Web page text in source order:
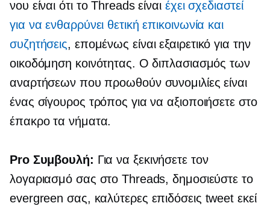
νου είναι ότι το Threads είναι έχει σχεδιαστεί
για να ενθαρρύνει θετική επικοινωνία και
συζητήσεις, επομένως είναι εξαιρετικό για την
οικοδόμηση κοινότητας. Ο διπλασιασμός των
αναρτήσεων που προωθούν συνομιλίες είναι
ένας σίγουρος τρόπος για να αξιοποιήσετε στο
έπακρο τα νήματα.
Pro Συμβουλή: Για να ξεκινήσετε τον
λογαριασμό σας στο Threads, δημοσιεύστε το
evergreen σας, καλύτερες επιδόσεις tweet εκεί